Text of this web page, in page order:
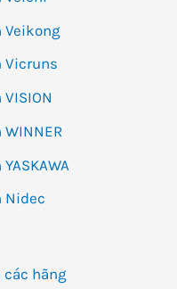
Veikong
Vicruns
Nidec
các hãng